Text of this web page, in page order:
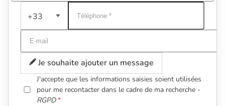
+33
Je souhaite ajouter un message
J'accepte que les informations saisies soient utilisées
pour me recontacter dans le cadre de ma recherche -
RGPD